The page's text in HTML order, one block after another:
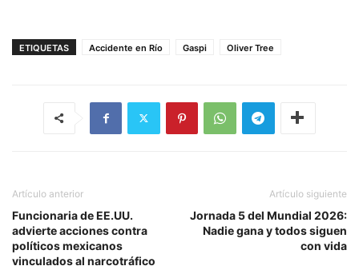
ETIQUETAS Accidente en Río Gaspi Oliver Tree
Artículo anterior
Funcionaria de EE.UU.
advierte acciones contra
políticos mexicanos
vinculados al narcotráfico
Artículo siguiente
Jornada 5 del Mundial 2026:
Nadie gana y todos siguen
con vida